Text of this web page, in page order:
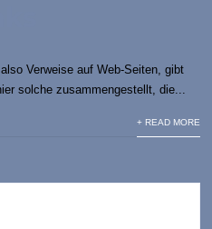
Verweise auf Web-Seiten, gibt
solche zusammengestellt, die...
+ READ MORE